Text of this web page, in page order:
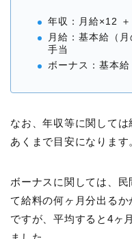
年収：月給×12
月給：基本給（
手当
ボーナス：基本
なお、年収等に関しては
あくまで目安になります
ボーナスに関しては、
て給料の何ヶ月分出る
ですが、平均すると4ヶ